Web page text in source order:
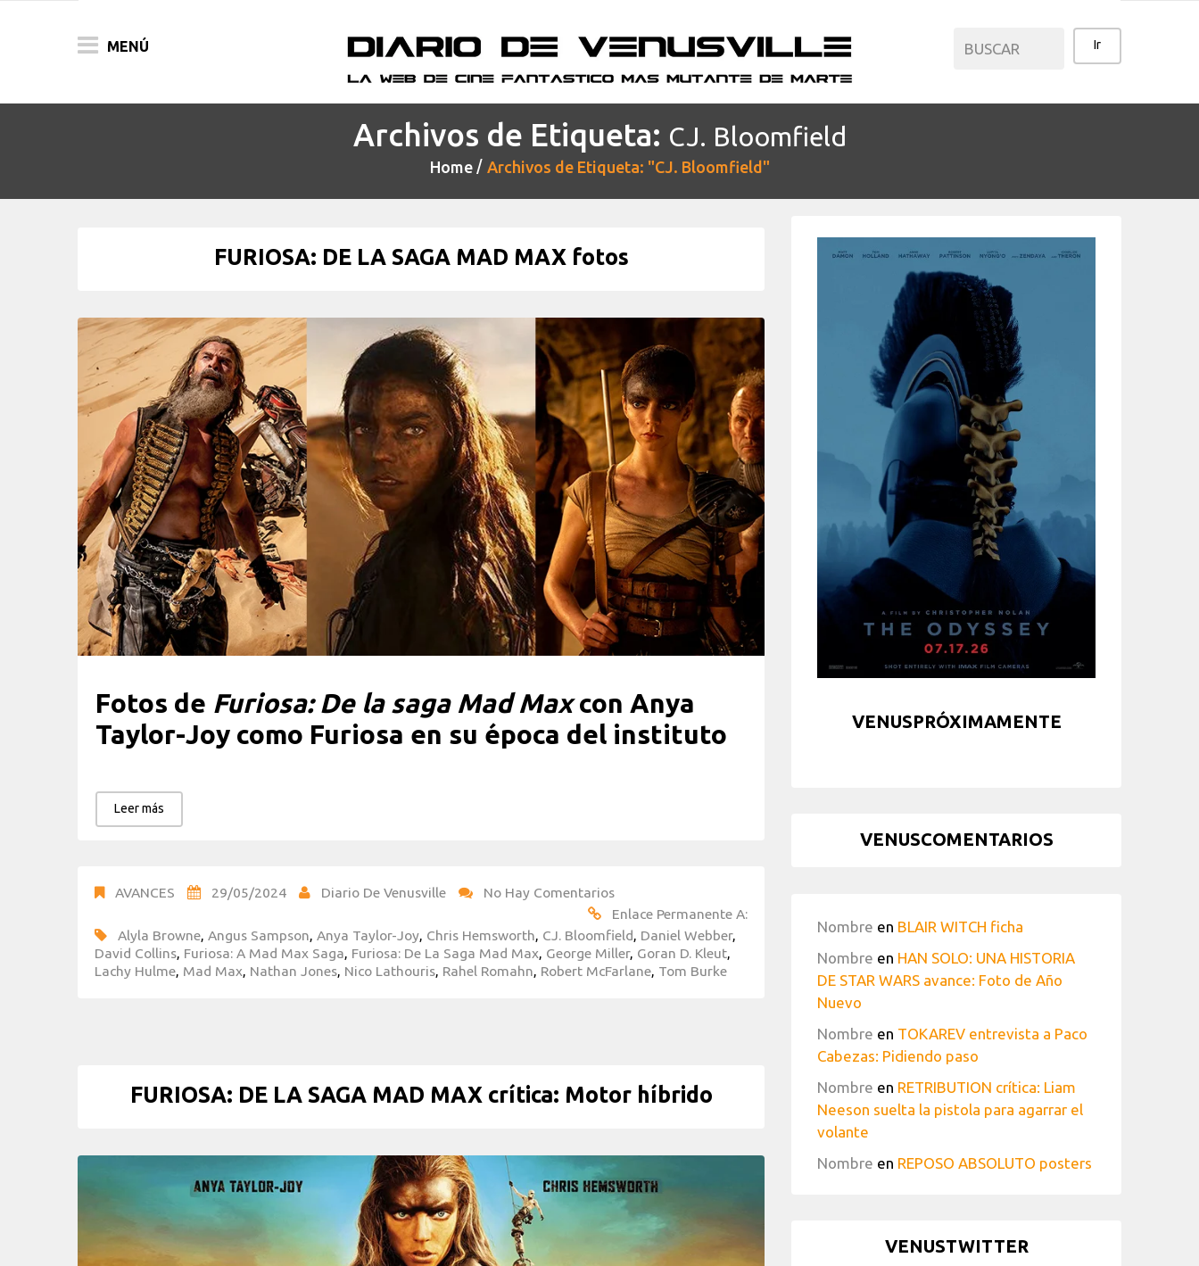
MENÚ
Archivos de Etiqueta: CJ. Bloomfield
Home Archivos de Etiqueta: "CJ. Bloomfield"
FURIOSA: DE LA SAGA MAD MAX fotos
Fotos de Furiosa: De la saga Mad Maxcon Anya
Taylor-Joy como Furiosa en su época del instituto
Leer más
AVANCES 29/05/2024 Diario De Venusville
No Hay Comentarios
Enlace Permanente A:
Alyla Browne, Angus Sampson, Anya Taylor-Joy, Chris Hemsworth, CJ. Bloomfield, Daniel Webber,
David Collins, Furiosa: A Mad Max Saga, Furiosa: De La Saga Mad Max, George Miller, Goran D. Kleut,
Lachy Hulme, Mad Max, Nathan Jones, Nico Lathouris, Rahel Romahn, Robert McFarlane, Tom Burke
FURIOSA: DE LA SAGA MAD MAX crítica: Motor híbrido
VENUSPRÓXIMAMENTE
VENUSCOMENTARIOS
Nombre en BLAIR WITCH ficha
Nombre en HAN SOLO: UNA HISTORIA
DE STAR WARS avance: Foto de Año
Nuevo
Nombre en TOKAREV entrevista a Paco
Cabezas: Pidiendo paso
Nombre en RETRIBUTION crítica: Liam
Neeson suelta la pistola para agarrar el
volante
Nombre en REPOSO ABSOLUTO posters
VENUSTWITTER